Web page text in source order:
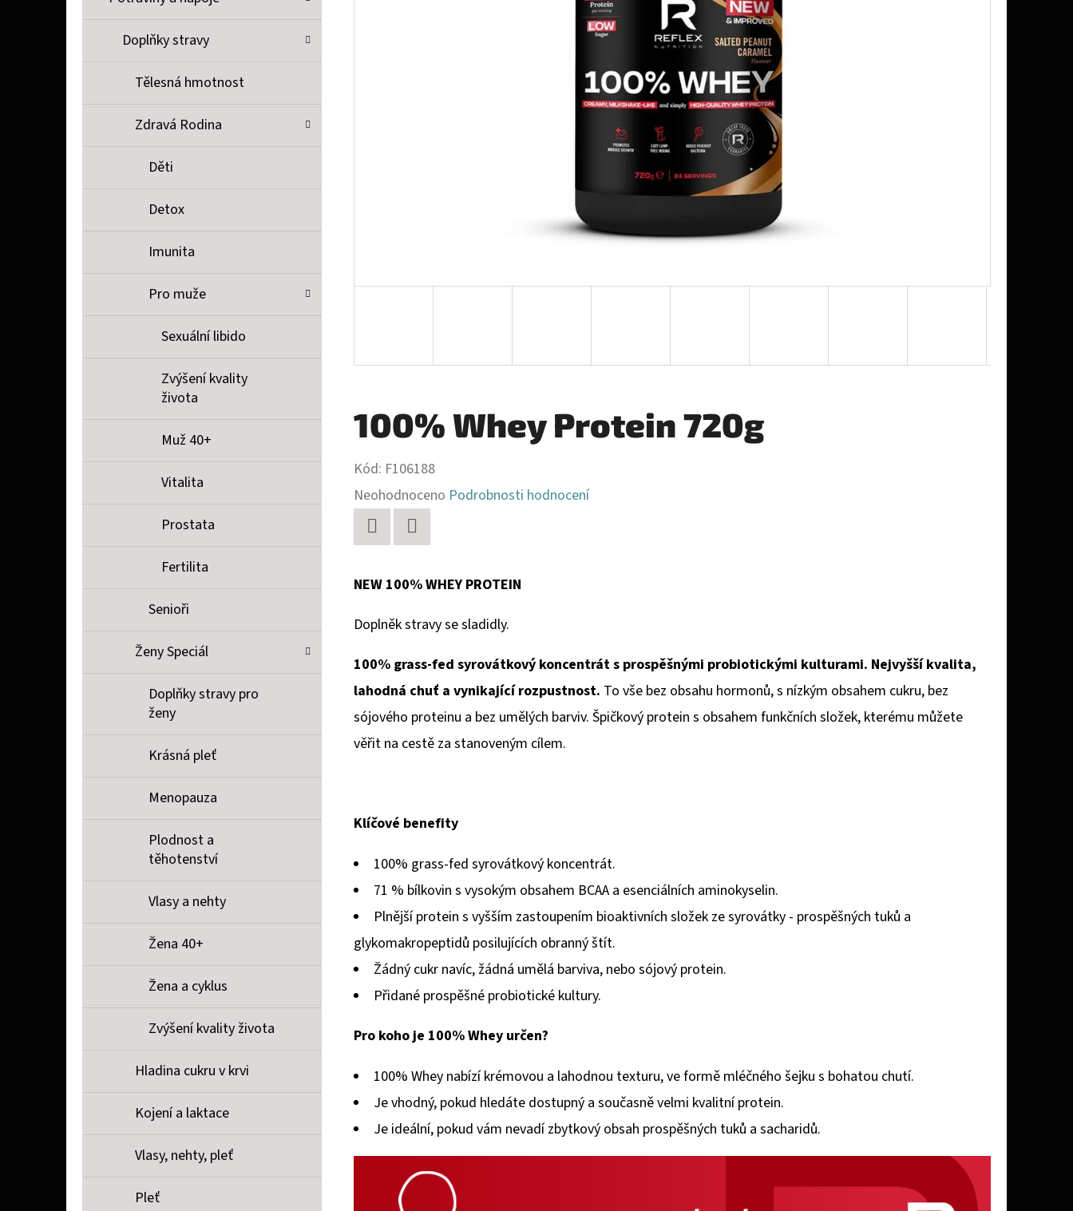
Doplňky stravy
Tělesná hmotnost
Zdravá Rodina
Děti
Detox
Imunita
Pro muže
Sexuální libido
Zvýšení kvality
života
Muž 40+
Vitalita
Prostata
Fertilita
Senioři
Ženy Speciál
Doplňky stravy pro
ženy
Krásná pleť
Menopauza
Plodnost a
těhotenství
Vlasy a nehty
Žena 40+
Žena a cyklus
Zvýšení kvality života
Hladina cukru v krvi
Kojení a laktace
Vlasy, nehty, pleť
Pleť
100% Whey Protein 720g
Kód: F106188
Průměrné
hodnocení
produktu
z
Neohodnoceno Podrobnosti hodnocení
NEW 100% WHEY PROTEIN
Doplněk stravy se sladidly.
100% grass-fed syrovátkový koncentrát s prospěšnými probiotickými kulturami. Nejvyšší kvalita,
lahodná chuť a vynikající rozpustnost. To vše bez obsahu hormonů, s nízkým obsahem cukru, bez
sójového proteinu a bez umělých barviv. Špičkový protein s obsahem funkčních složek, kterému můžete
věřit na cestě za stanoveným cílem.
Klíčové benefity
100% grass-fed syrovátkový koncentrát.
71 % bílkovin s vysokým obsahem BCAA a esenciálních aminokyselin.
Plnější protein s vyšším zastoupením bioaktivních složek ze syrovátky - prospěšných tuků a
glykomakropeptidů posilujících obranný štít.
Žádný cukr navíc, žádná umělá barviva, nebo sójový protein.
Přidané prospěšné probiotické kultury.
Pro koho je 100% Whey určen?
100% Whey nabízí krémovou a lahodnou texturu, ve formě mléčného šejku s bohatou chutí.
Je vhodný, pokud hledáte dostupný a současně velmi kvalitní protein.
Je ideální, pokud vám nevadí zbytkový obsah prospěšných tuků a sacharidů.
SOPHIE LA GIRAFE SOPHIE LA GIRAFE, TESTER
KOHOUT VÝPUSTNÝ K SUDU 200L, 300L, 500L
PH
37 Kč